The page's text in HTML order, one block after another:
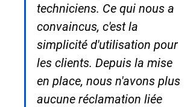
techniciens. Ce qui nous a
convaincus, c'est la
simplicité d'utilisation pour
les clients. Depuis la mise
en place, nous n'avons plus
aucune réclamation liée